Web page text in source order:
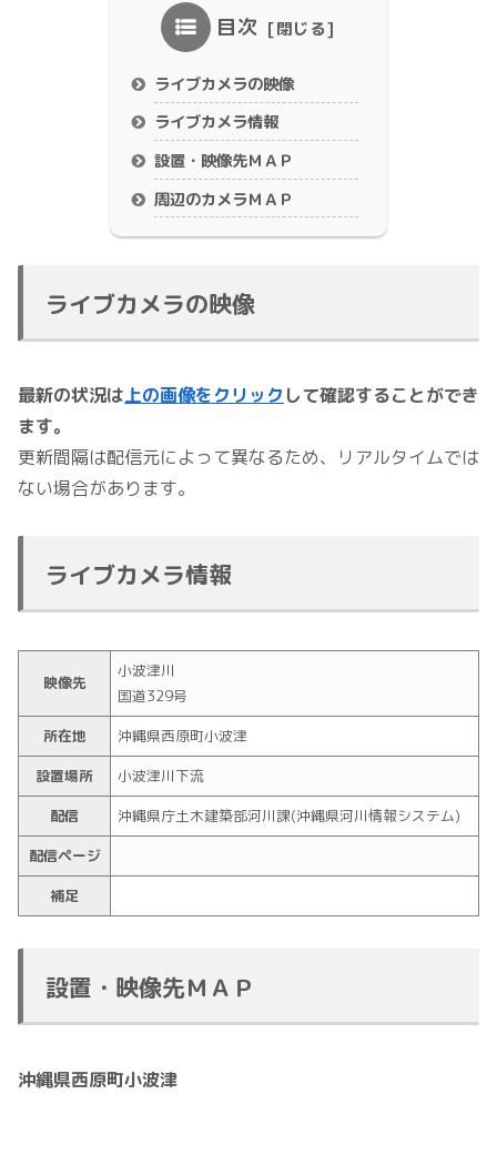
目次
ライブカメラの映像
ライブカメラ情報
設置・映像先ＭＡＰ
周辺のカメラＭＡＰ
ライブカメラの映像
最新の状況は上の画像をクリック して確認することができ
ます。
更新間隔は配信元によって異なるため、リアルタイムでは
ない場合があります。
ライブカメラ情報
映像先
小波津川
国道329号
所在地
沖縄県西原町小波津
設置場所
小波津川下流
配信
沖縄県庁土木建築部河川課(沖縄県河川情報システム)
配信ページ
補足
設置・映像先ＭＡＰ
沖縄県西原町小波津